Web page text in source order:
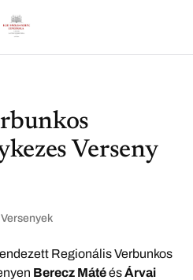
Verseny
Versenyek
Regionális Verbunkos
Berecz MátéésÁrvai